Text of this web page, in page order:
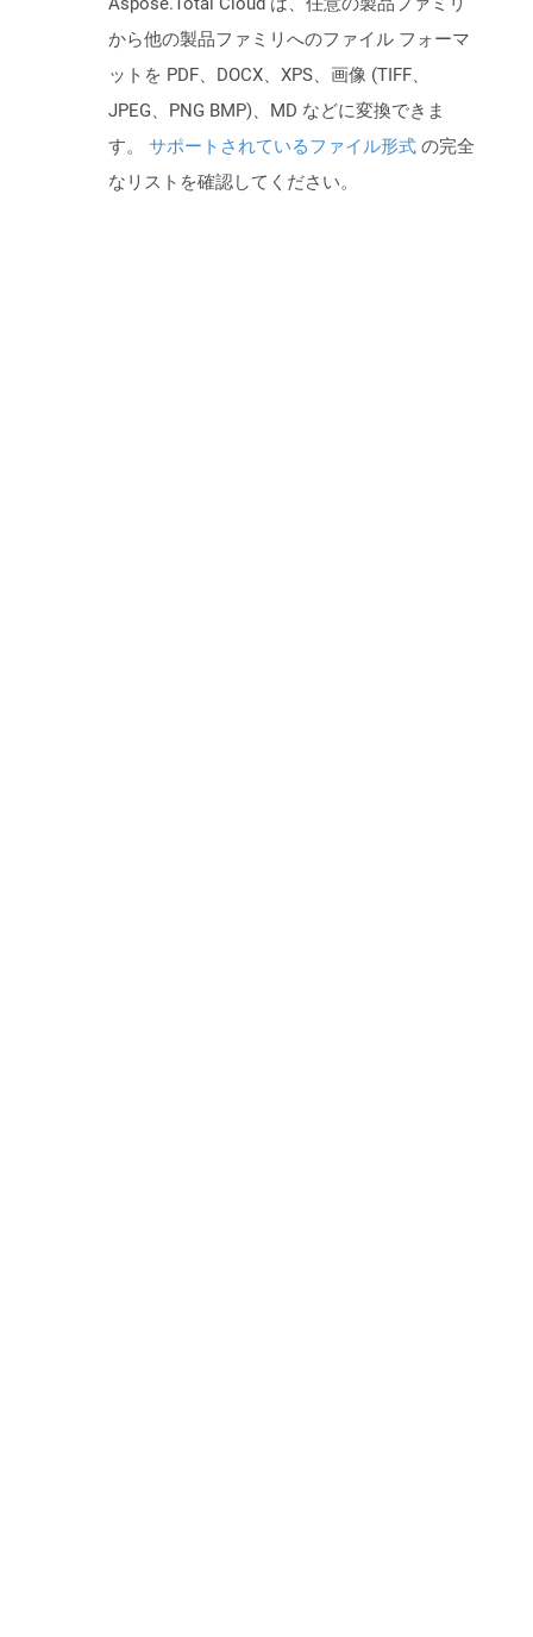
から他の製品ファミリへのファイル フォーマ
ットを PDF、DOCX、XPS、画像 (TIFF、
JPEG、PNG BMP)、MD などに変換できま
す。 サポートされているファイル形式 の完全
なリストを確認してください。